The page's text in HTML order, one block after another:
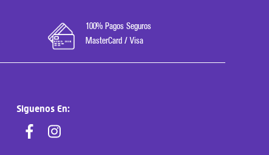
100% Pagos Seguros
MasterCard / Visa
Siguenos En: